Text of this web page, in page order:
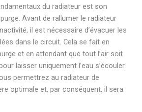
du radiateur est son
Avant de rallumer le radiateur
il est nécessaire d’évacuer les
dans le circuit. Cela se fait en
et en attendant que tout l’air soit
laisser uniquement l’eau s’écouler.
permettrez au radiateur de
optimale et, par conséquent, il sera